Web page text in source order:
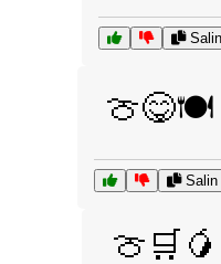
Salin
🍈😋🍽️
Salin
🍈🛒🥭